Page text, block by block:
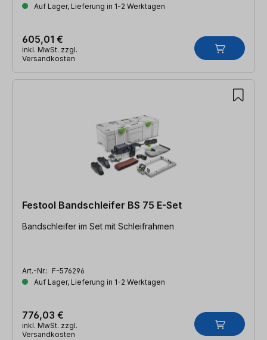
Auf Lager, Lieferung in 1-2 Werktagen
605,01 €
inkl. MwSt. zzgl.
Versandkosten
Festool Bandschleifer BS 75 E-Set
Bandschleifer im Set mit Schleifrahmen
Art.-Nr.: F-576296
Auf Lager, Lieferung in 1-2 Werktagen
776,03 €
inkl. MwSt. zzgl.
Versandkosten